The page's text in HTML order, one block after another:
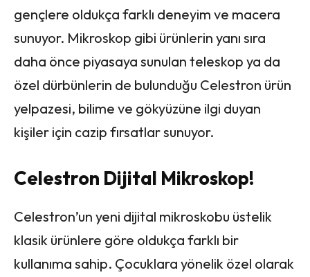
gençlere oldukça farklı deneyim ve macera
sunuyor. Mikroskop gibi ürünlerin yanı sıra
daha önce piyasaya sunulan teleskop ya da
özel dürbünlerin de bulunduğu Celestron ürün
yelpazesi, bilime ve gökyüzüne ilgi duyan
kişiler için cazip fırsatlar sunuyor.
Celestron Dijital Mikroskop!
Celestron’un yeni dijital mikroskobu üstelik
klasik ürünlere göre oldukça farklı bir
kullanıma sahip. Çocuklara yönelik özel olarak